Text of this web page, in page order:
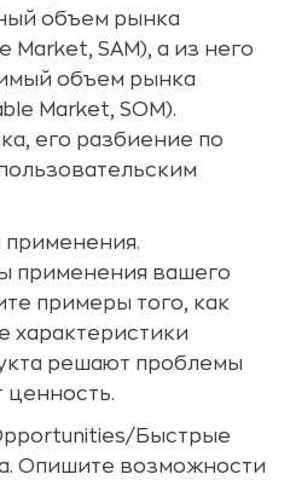
объем рынка
Market, SAM), а из него
объем рынка
Market, SOM).
его разбиение по
применения вашего
примеры того, как
характеристики
решают проблемы
ценность.
Быстрые
Опишите возможности